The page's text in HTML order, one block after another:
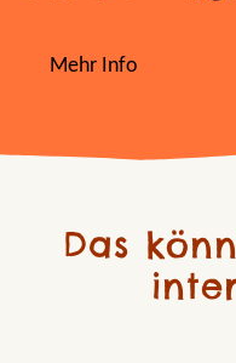
Mehr Info
Das